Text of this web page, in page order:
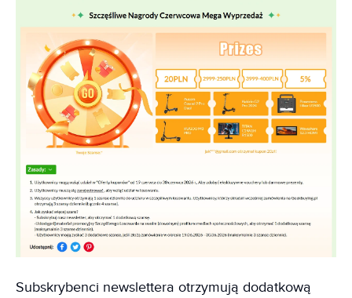
Subskrybenci newslettera otrzymują dodatkową